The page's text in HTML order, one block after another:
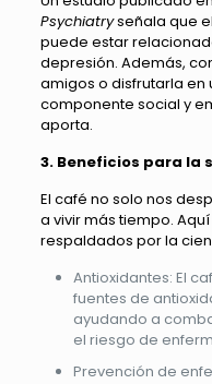
Psychiatryseñala que
puede estar
depresión. Además,
amigos o disfrutarla
componente social y
aporta.
3. Beneficios para la
El café no solo nos
a vivir más tiempo.
respaldados por la
Antioxidantes: El
fuentes de
ayudando a
el riesgo de
Prevención de